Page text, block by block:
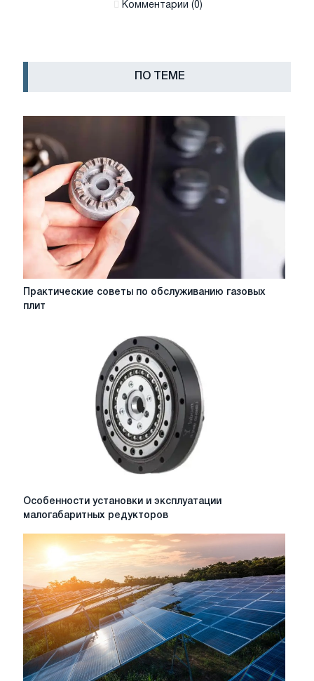
Комментарии (0)
ПО ТЕМЕ
Практические
Практические советы по обслуживанию газовых
плит
Особенности
установки
эксплуатации
малогабаритных
редукторов
Особенности установки и эксплуатации
малогабаритных редукторов